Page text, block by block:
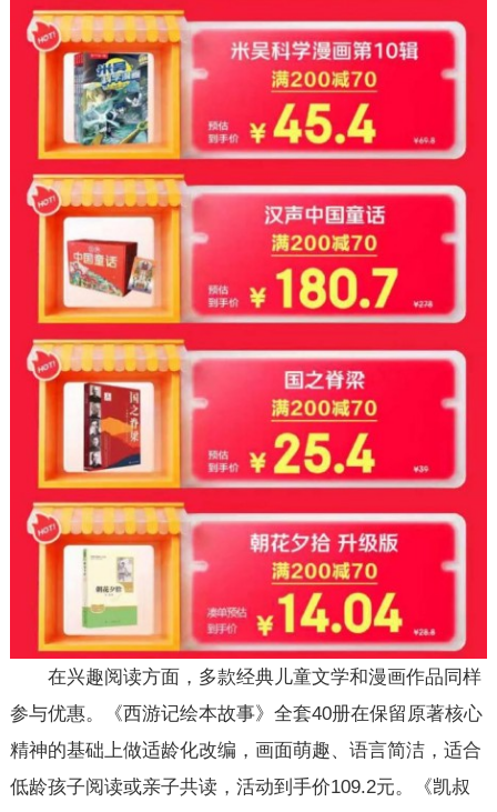
在兴趣阅读方面，多款经典儿童文学和漫画作品同样
参与优惠。《西游记绘本故事》全套40册在保留原著核心
精神的基础上做适龄化改编，画面萌趣、语言简洁，适合
低龄孩子阅读或亲子共读，活动到手价109.2元。《凯叔